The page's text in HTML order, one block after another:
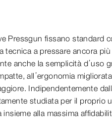
Pressgun fissano standard
tecnica a pressare ancora
anche la semplicità d’uso
all’ergonomia
Indipendentemente
studiata per il proprio
insieme alla massima